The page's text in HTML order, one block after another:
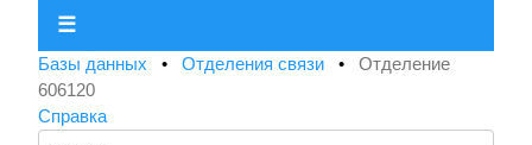
☰
Базы данных • Отделения связи • Отделение
606120
Справка